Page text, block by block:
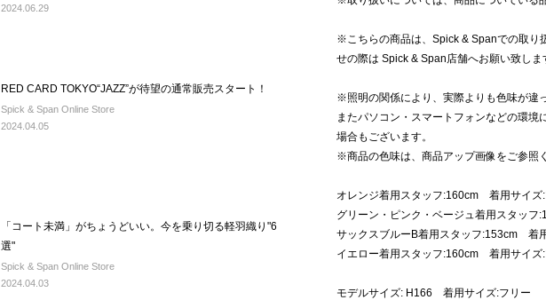
2024.06.29
RED CARD TOKYO“JAZZ”が待望の通常販売スタート！
Spick & Span Online Store
2024.04.05
「コート未満」がちょうどいい。今を乗り切る軽羽織り"6
選"
Spick & Span Online Store
2024.04.03
※こちらの商品は、Spick & Spanでの取り
せの際は Spick & Span店舗へお願い致しま
※照明の関係により、実際よりも色味が違
またパソコン・スマートフォンなどの環境
場合もございます。
※商品の色味は、商品アップ画像をご参照
オレンジ着用スタッフ:160cm 着用サイズ:
グリーン・ピンク・ベージュ着用スタッ
サックスブルーB着用スタッフ:153cm 着
イエロー着用スタッフ:160cm 着用サイズ:
モデルサイズ: H166 着用サイズ:フリー